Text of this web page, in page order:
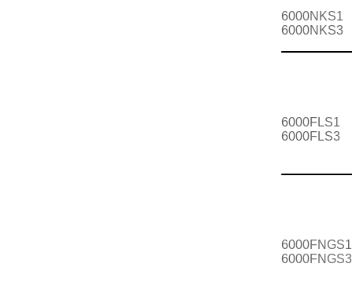
6000NKS1
6000NKS3
6000FLS1
6000FLS3
6000FNGS1
6000FNGS3